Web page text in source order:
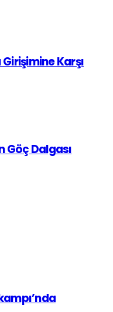
Karşı
Göç Dalgası